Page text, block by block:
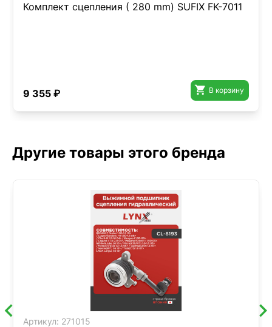
Комплект сцепления ( 280 mm) SUFIX FK-7011
9 355 ₽  В корзину
Другие товары этого бренда
Артикул: 271015